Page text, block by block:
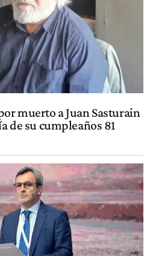
muerto a Juan Sasturain
de su cumpleaños 81